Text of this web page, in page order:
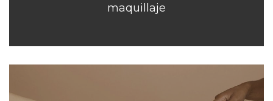
maquillaje